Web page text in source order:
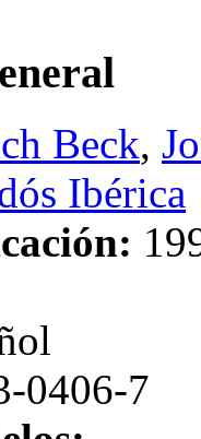
Beck,
Ibérica
0406-7